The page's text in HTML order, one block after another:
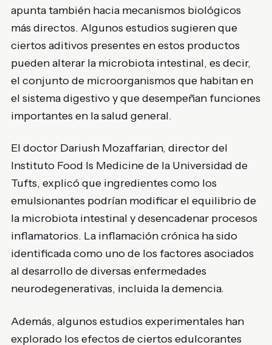
apunta también hacia mecanismos biológicos
más directos. Algunos estudios sugieren que
ciertos aditivos presentes en estos productos
pueden alterar la microbiota intestinal, es decir,
el conjunto de microorganismos que habitan en
el sistema digestivo y que desempeñan funciones
importantes en la salud general.
El doctor Dariush Mozaffarian, director del
Instituto Food Is Medicine de la Universidad de
Tufts, explicó que ingredientes como los
emulsionantes podrían modificar el equilibrio de
la microbiota intestinal y desencadenar procesos
inflamatorios. La inflamación crónica ha sido
identificada como uno de los factores asociados
al desarrollo de diversas enfermedades
neurodegenerativas, incluida la demencia.
Además, algunos estudios experimentales han
explorado los efectos de ciertos edulcorantes